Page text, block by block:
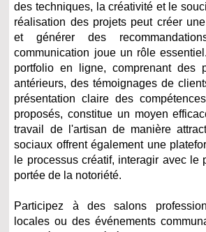
des techniques, la créativité et le
réalisation des projets peut créer
et générer des
communication joue un rôle
portfolio en ligne, comprenant des
antérieurs, des témoignages de
présentation claire des
proposés, constitue un moyen
travail de l'artisan de manière
sociaux offrent également une
le processus créatif, interagir avec le
portée de la notoriété.
Participez à des salons
locales ou des événements